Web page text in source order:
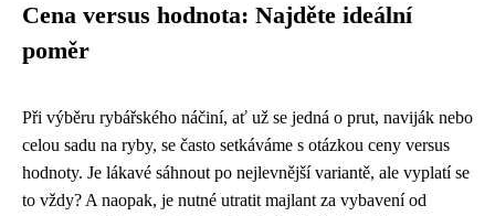
Cena versus hodnota: Najděte ideální
poměr
Při výběru rybářského náčiní, ať už se jedná o prut, naviják nebo
celou sadu na ryby, se často setkáváme s otázkou ceny versus
hodnoty. Je lákavé sáhnout po nejlevnější variantě, ale vyplatí se
to vždy? A naopak, je nutné utratit majlant za vybavení od